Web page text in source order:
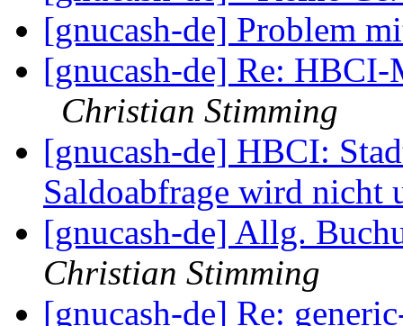
[gnucash-de] Problem
[gnucash-de] Re:
Christian Stimming
[gnucash-de] HBCI:
Saldoabfrage wird nicht
[gnucash-de] Allg.
Christian Stimming
[gnucash-de] Re: